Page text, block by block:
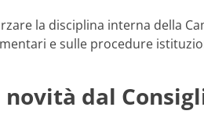
la disciplina interna della
e sulle procedure
dal